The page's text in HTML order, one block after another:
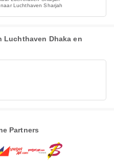
Luchthaven Sharjah
Luchthaven Dhaka en
Partners